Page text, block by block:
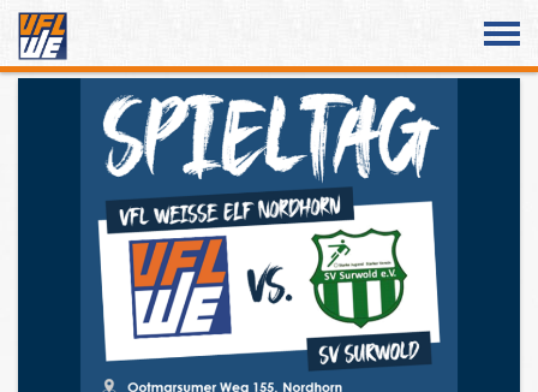
Überspringe den Content